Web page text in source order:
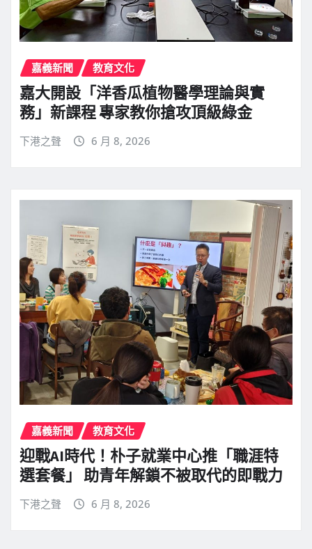
嘉義新聞 教育文化
嘉大開設「洋香瓜植物醫學理論與實
務」新課程 專家教你搶攻頂級綠金
下港之聲 6 月 8, 2026
嘉義新聞 教育文化
迎戰AI時代！朴子就業中心推「職涯特
選套餐」 助青年解鎖不被取代的即戰力
下港之聲 6 月 8, 2026